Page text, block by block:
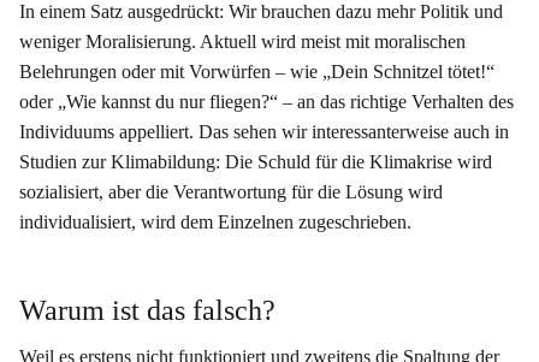
In einem Satz ausgedrückt: Wir brauchen dazu mehr Politik und
weniger Moralisierung. Aktuell wird meist mit moralischen
Belehrungen oder mit Vorwürfen – wie „Dein Schnitzel tötet!“
oder „Wie kannst du nur fliegen?“ – an das richtige Verhalten des
Individuums appelliert. Das sehen wir interessanterweise auch in
Studien zur Klimabildung: Die Schuld für die Klimakrise wird
sozialisiert, aber die Verantwortung für die Lösung wird
individualisiert, wird dem Einzelnen zugeschrieben.
Warum ist das falsch?
Weil es erstens nicht funktioniert und zweitens die Spaltung der